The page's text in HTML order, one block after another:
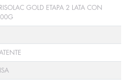
GOLD ETAPA 2 LATA CON